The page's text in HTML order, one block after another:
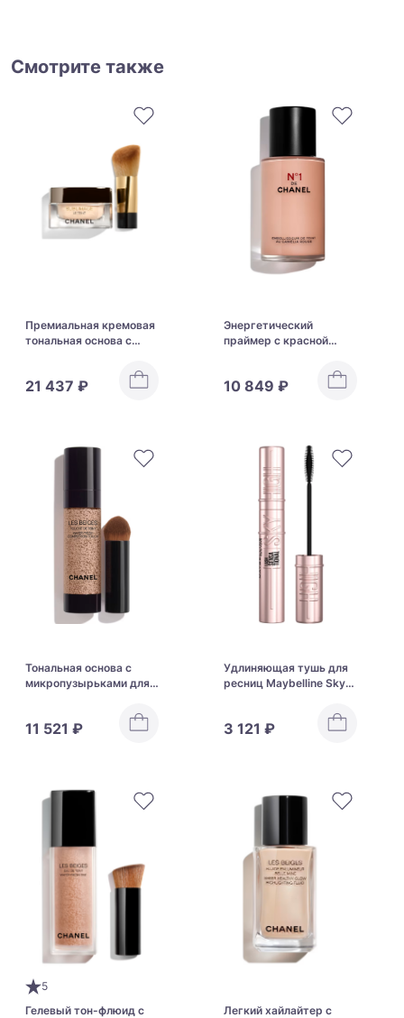
Смотрите также
Премиальная кремовая
тональная основа с
SUBLIMAGE Le Teint
21 437 ₽
Энергетический
праймер с красной
выравнивания тона и
сияния кожи CHANEL
10 849 ₽
Тональная основа с
микропузырьками для
Touche De Teint Water-
11 521 ₽
Удлиняющая тушь для
ресниц Maybelline Sky
3 121 ₽
5
Гелевый тон-флюид с
Легкий хайлайтер с